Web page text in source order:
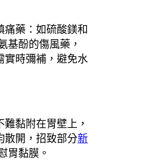
藥：如硫酸鎂和
基酚的傷風藥，
實時彌補，避免水
黏附在胃壁上，
散開，招致部分新
胃黏膜。